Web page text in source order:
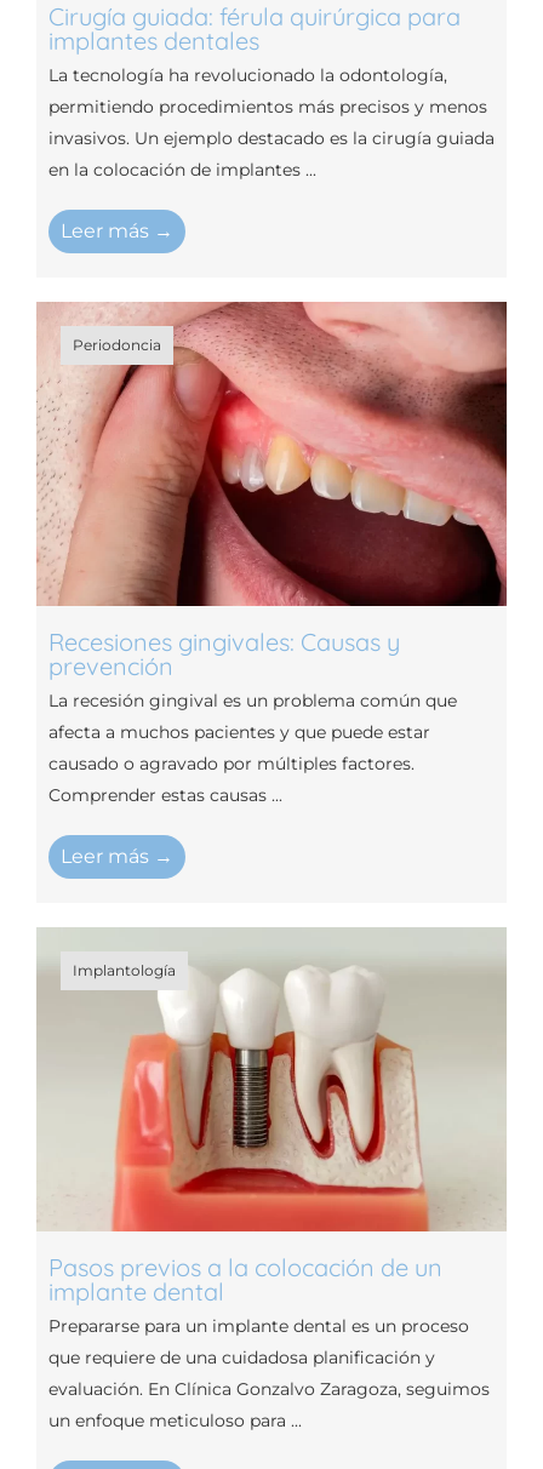
Cirugía guiada: férula quirúrgica para
implantes dentales
La tecnología ha revolucionado la odontología,
permitiendo procedimientos más precisos y menos
invasivos. Un ejemplo destacado es la cirugía guiada
en la colocación de implantes ...
Leer más →
Periodoncia
Recesiones gingivales: Causas y
prevención
La recesión gingival es un problema común que
afecta a muchos pacientes y que puede estar
causado o agravado por múltiples factores.
Comprender estas causas ...
Leer más →
Implantología
Pasos previos a la colocación de un
implante dental
Prepararse para un implante dental es un proceso
que requiere de una cuidadosa planificación y
evaluación. En Clínica Gonzalvo Zaragoza, seguimos
un enfoque meticuloso para ...